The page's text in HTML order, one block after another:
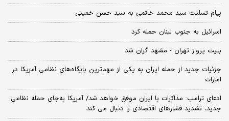
پیام تسلیت سید محمد خاتمی به سید حسن خمینی
اسرائیل به جنوب لبنان حمله کرد
بلیت پرواز تهران - مشهد گران شد
جزئیات جدید از حمله ایران به یکی از مهم‌ترین پایگاه‌های نظامی آمریکا در
امارات
ادعای ترامپ: مذاکرات با ایران موفق خواهد شد/ آمریکا به‌جای حمله نظامی
جدید، تشدید فشارهای اقتصادی را دنبال می کند